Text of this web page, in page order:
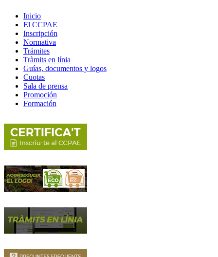
Inicio
El CCPAE
Inscripción
Normativa
Trámites
Tràmits en línia
Guías, documentos y logos
Cuotas
Sala de prensa
Promoción
Formación